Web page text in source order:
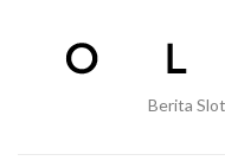
Berita